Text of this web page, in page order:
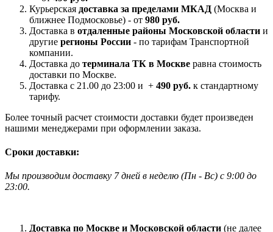
Курьерская доставка за пределами МКАД (Москва и
ближнее Подмосковье) - от 980 руб.
Доставка в отдаленные районы Московской области и
другие регионы России - по тарифам Транспортной
компании.
Доставка до терминала ТК в Москве равна стоимость
доставки по Москве.
Доставка с 21.00 до 23:00 и + 490 руб. к стандартному
тарифу.
Более точный расчет стоимости доставки будет произведен
нашими менеджерами при оформлении заказа.
Сроки доставки:
Мы производим доставку 7 дней в неделю (Пн - Вс) с 9:00 до
23:00.
Доставка по Москве и Московской области (не далее